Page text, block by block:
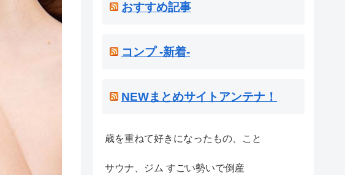
おすすめ記事
コンプ -新着-
NEWまとめサイトアンテナ！
歳を重ねて好きになったもの、こと
サウナ、ジム すごい勢いで倒産